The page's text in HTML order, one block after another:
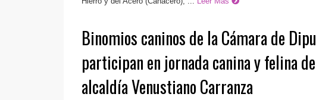
Binomios caninos de la Cámara de
participan en jornada canina y felina
alcaldía Venustiano Carranza